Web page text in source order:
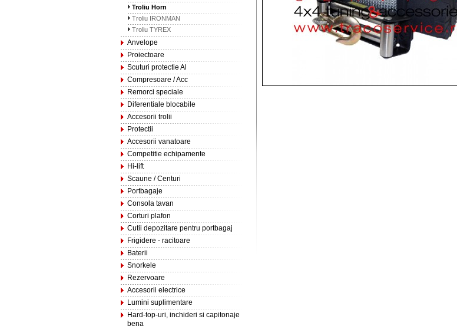
Troliu Horn
Troliu IRONMAN
Troliu TYREX
Anvelope
Proiectoare
Scuturi protectie Al
Compresoare / Acc
Remorci speciale
Diferentiale blocabile
Accesorii trolii
Protectii
Accesorii vanatoare
Competitie echipamente
Hi-lift
Scaune / Centuri
Portbagaje
Consola tavan
Corturi plafon
Cutii depozitare pentru portbagaj
Frigidere - racitoare
Baterii
Snorkele
Rezervoare
Accesorii electrice
Lumini suplimentare
Hard-top-uri, inchideri si capitonaje
bena